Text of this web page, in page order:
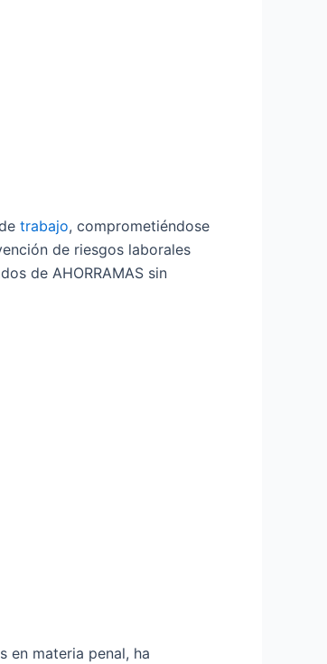
trabajo, comprometiéndose
de riesgos laborales
de AHORRAMAS sin
en materia penal, ha